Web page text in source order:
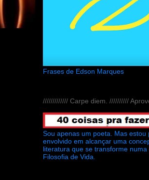
Frases de Edson Marques
///////////// Carpe diem. //////////
Sou apenas um poeta. Mas estou
envolvido em alcançar uma
literatura que se transforme
Filosofia de Vida.